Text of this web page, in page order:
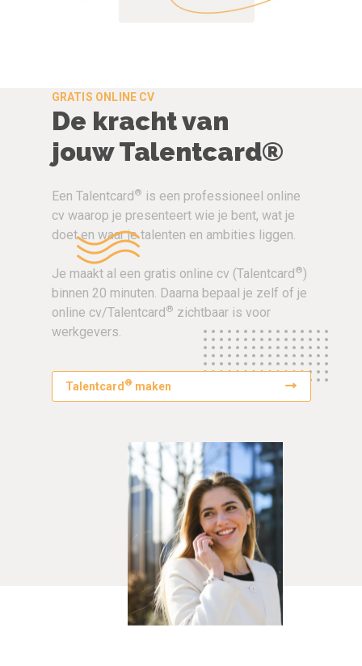
GRATIS ONLINE CV
De kracht van
jouw Talentcard®
Een Talentcard® is een professioneel online
cv waarop je presenteert wie je bent, wat je
doet en waar je talenten en ambities liggen.
Je maakt al een gratis online cv (Talentcard®)
binnen 20 minuten. Daarna bepaal je zelf of je
online cv/Talentcard® zichtbaar is voor
werkgevers.
Talentcard ® maken